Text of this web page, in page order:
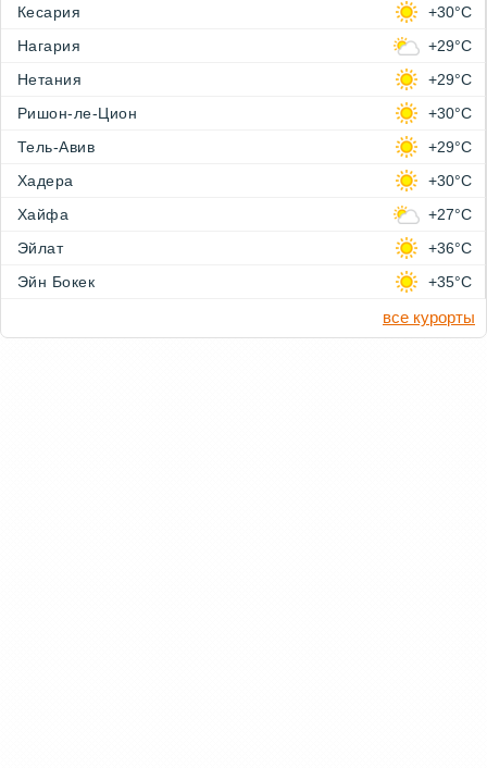
Кесария
+30°C
Нагария
+29°C
Нетания
+29°C
Ришон-ле-Цион
+30°C
Тель-Авив
+29°C
Хадера
+30°C
Хайфа
+27°C
Эйлат
+36°C
Эйн Бокек
+35°C
все курорты